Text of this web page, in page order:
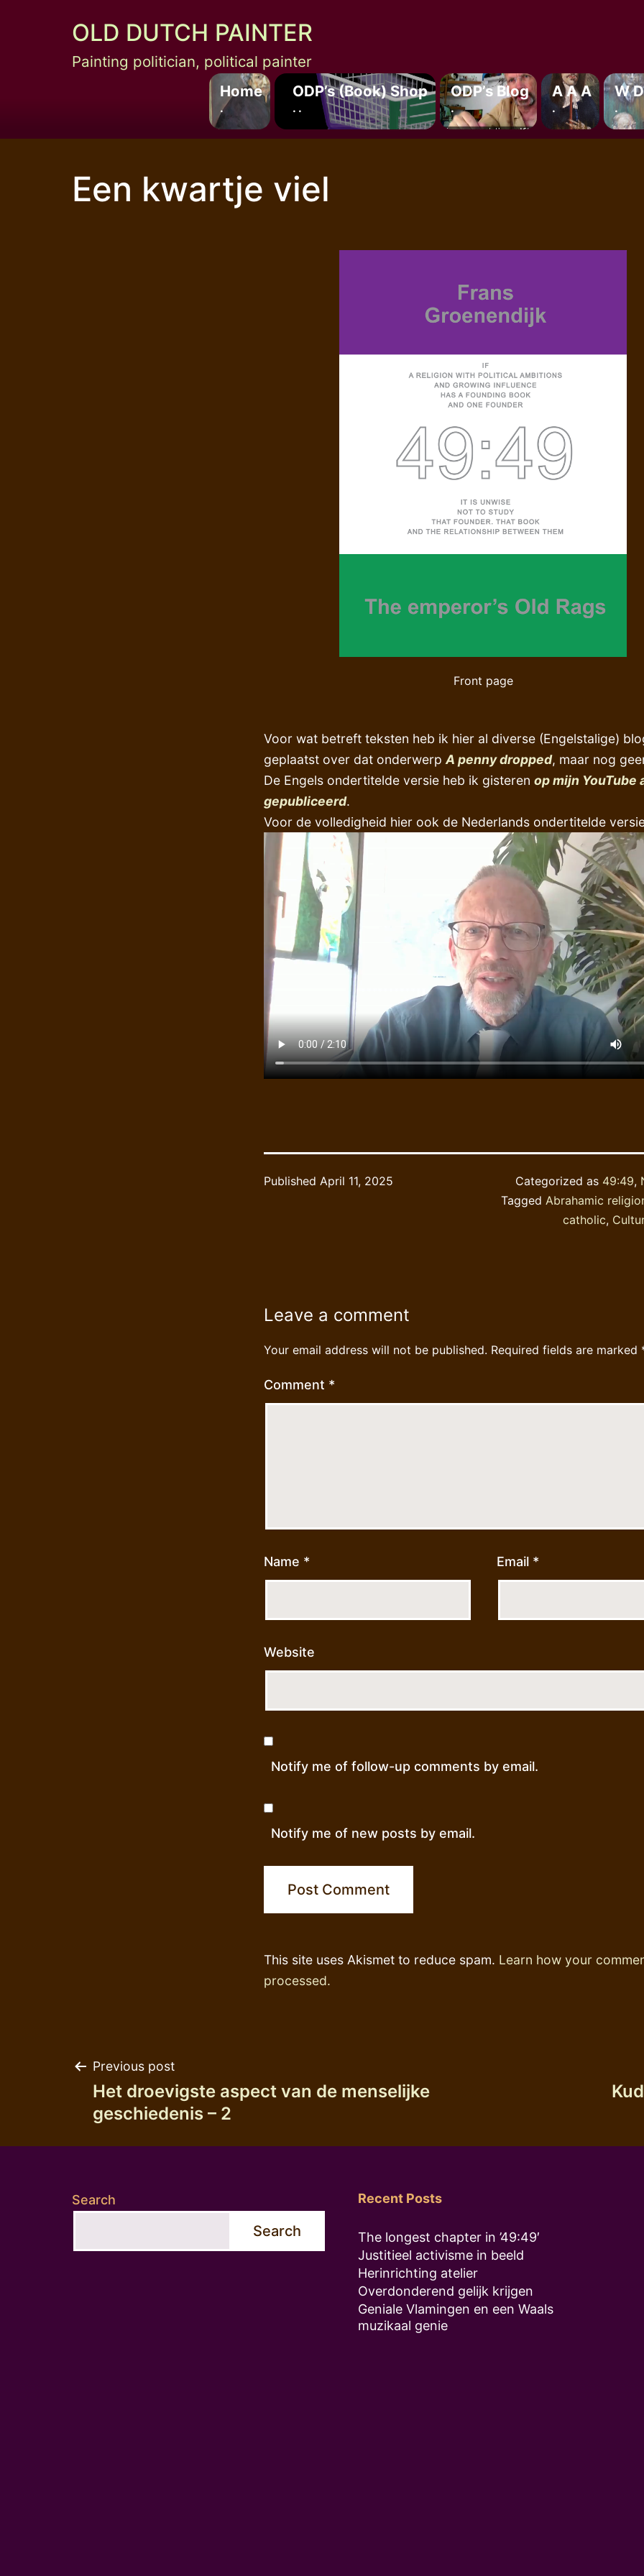
OLD DUTCH PAINTER
Painting politician, political painter
Home
.
ODP’s (book) Shop
. .
ODP’s Blog
.
A A A
.
W
.
Een kwartje viel
Front page
Voor wat betreft teksten heb ik hier al diverse (Engelstalige)
geplaatst over dat onderwerpA penny dropped, maar nog
De Engels ondertitelde versie heb ik gisteren op mijn YouTube
gepubliceerd.
Voor de volledigheid hier ook de Nederlands ondertitelde
Published April 11, 2025 Categorized as 49:49,
Tagged Abrahamic
catholic,
Leave a comment
Your email address will not be published. Required fields are marked
Comment *
Name * Email *
Website
Notify me of follow-up comments by email.
Notify me of new posts by email.
This site uses Akismet to reduce spam. Learn how your
processed.
Post
navigation
Previous post
Het droevigste aspect van de menselijke
geschiedenis – 2
Search
Search
Recent Posts
The longest chapter in ’49:49′
Justitieel activisme in beeld
Herinrichting atelier
Overdonderend gelijk krijgen
Geniale Vlamingen en een Waals
muzikaal genie